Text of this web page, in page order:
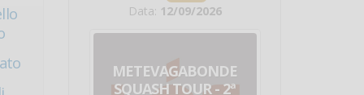
Data: 12/09/2026
METEVAGABONDE
SQUASH TOUR - 2ª